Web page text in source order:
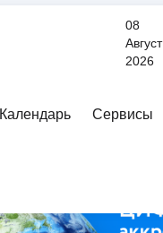
08
Август
2026
Календарь Сервисы